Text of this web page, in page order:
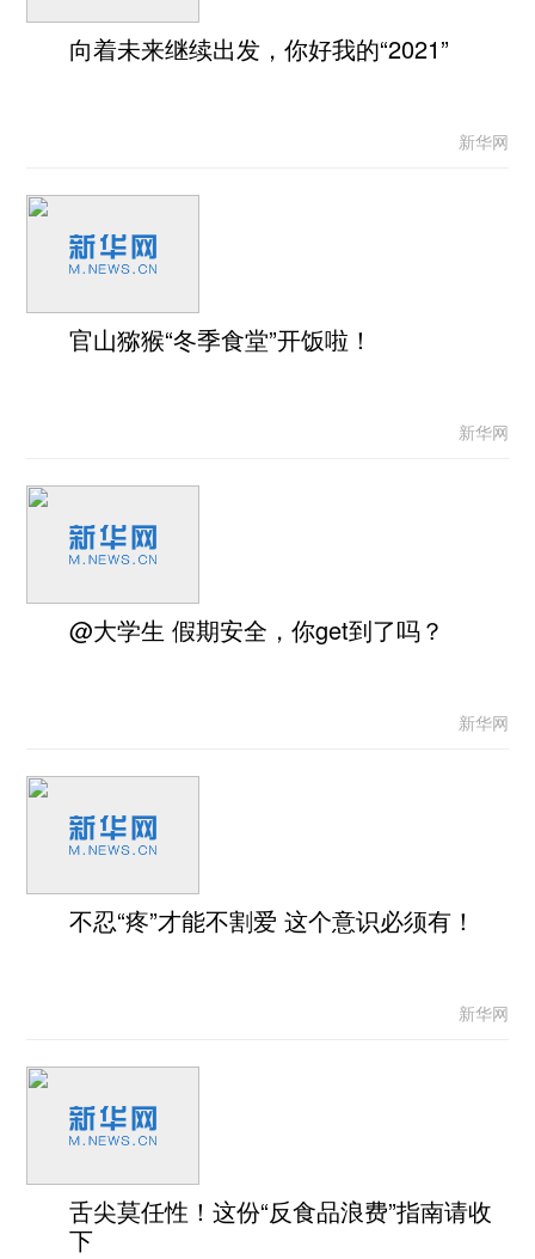
向着未来继续出发，你好我的“2021”
新华网
官山猕猴“冬季食堂”开饭啦！
新华网
@大学生 假期安全，你get到了吗？
新华网
不忍“疼”才能不割爱 这个意识必须有！
新华网
舌尖莫任性！这份“反食品浪费”指南请收
下